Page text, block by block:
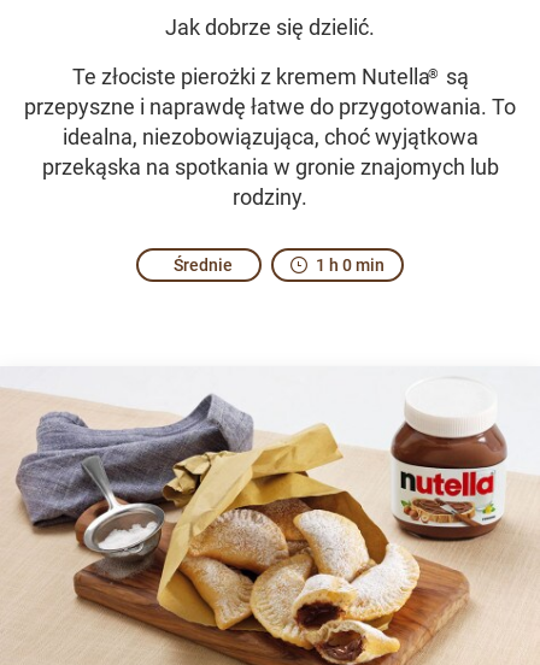
Jak dobrze się dzielić.
Te złociste pierożki z kremem Nutella®
są
przepyszne i naprawdę łatwe do przygotowania. To
idealna, niezobowiązująca, choć wyjątkowa
przekąska na spotkania w gronie znajomych lub
rodziny.
Średnie 1 h 0 min
These golden Fagottini parcels with Nutella